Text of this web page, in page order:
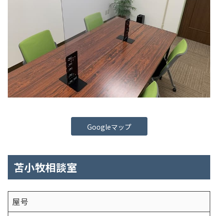
Googleマップ
苫小牧相談室
屋号